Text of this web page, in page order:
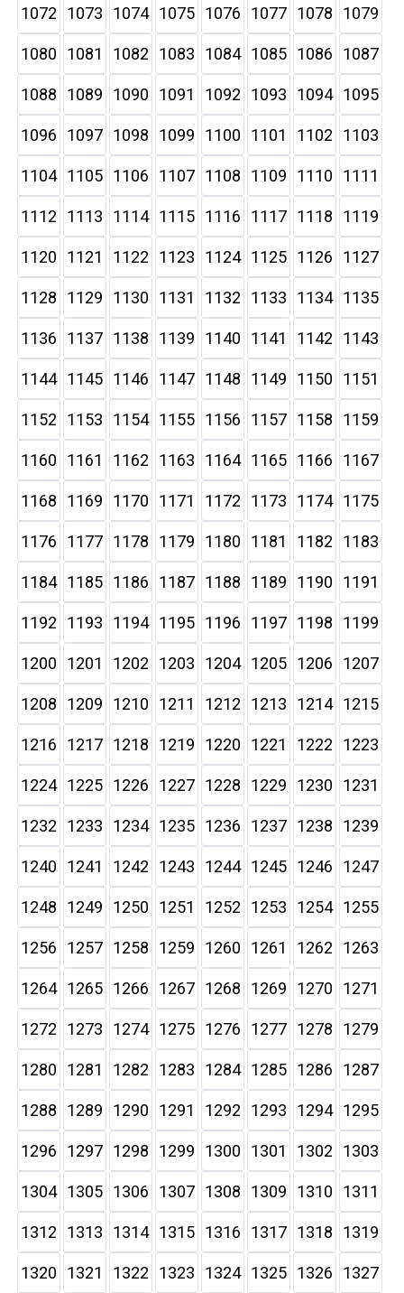
1072 1073 1074 1075 1076 1077 1078 1079
1080 1081 1082 1083 1084 1085 1086 1087
1088 1089 1090 1091 1092 1093 1094 1095
1096 1097 1098 1099 1100 1101 1102 1103
1104 1105 1106 1107 1108 1109 1110 1111
1112 1113 1114 1115 1116 1117 1118 1119
1120 1121 1122 1123 1124 1125 1126 1127
1128 1129 1130 1131 1132 1133 1134 1135
1136 1137 1138 1139 1140 1141 1142 1143
1144 1145 1146 1147 1148 1149 1150 1151
1152 1153 1154 1155 1156 1157 1158 1159
1160 1161 1162 1163 1164 1165 1166 1167
1168 1169 1170 1171 1172 1173 1174 1175
1176 1177 1178 1179 1180 1181 1182 1183
1184 1185 1186 1187 1188 1189 1190 1191
1192 1193 1194 1195 1196 1197 1198 1199
1200 1201 1202 1203 1204 1205 1206 1207
1208 1209 1210 1211 1212 1213 1214 1215
1216 1217 1218 1219 1220 1221 1222 1223
1224 1225 1226 1227 1228 1229 1230 1231
1232 1233 1234 1235 1236 1237 1238 1239
1240 1241 1242 1243 1244 1245 1246 1247
1248 1249 1250 1251 1252 1253 1254 1255
1256 1257 1258 1259 1260 1261 1262 1263
1264 1265 1266 1267 1268 1269 1270 1271
1272 1273 1274 1275 1276 1277 1278 1279
1280 1281 1282 1283 1284 1285 1286 1287
1288 1289 1290 1291 1292 1293 1294 1295
1296 1297 1298 1299 1300 1301 1302 1303
1304 1305 1306 1307 1308 1309 1310 1311
1312 1313 1314 1315 1316 1317 1318 1319
1320 1321 1322 1323 1324 1325 1326 1327